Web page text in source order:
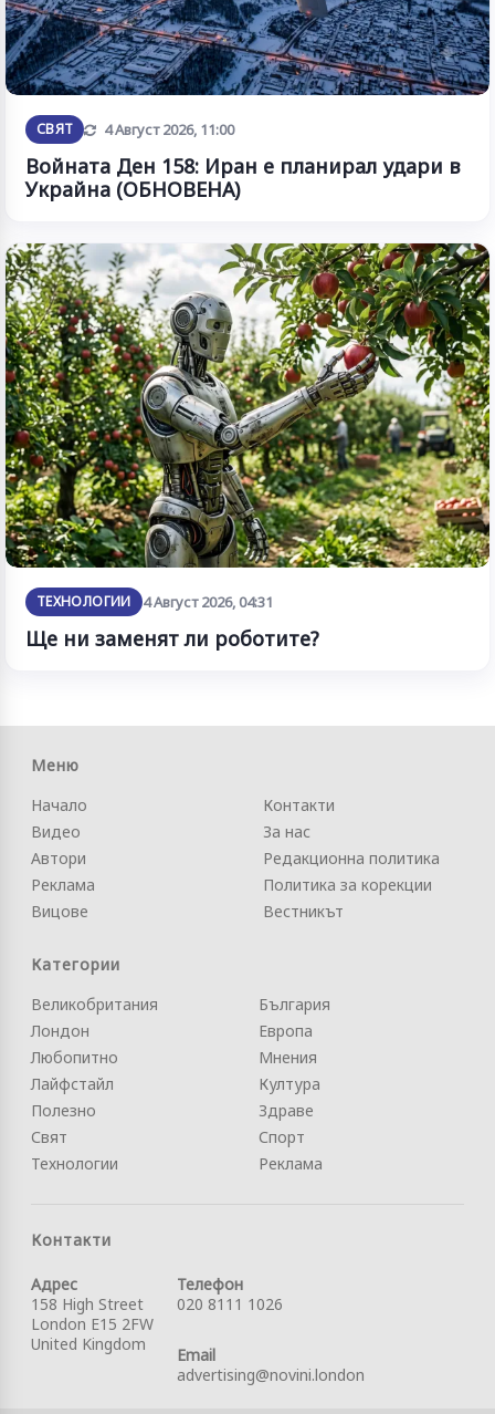
СВЯТ Обновена
4 Август 2026, 11:00
Войната Ден 158: Иран е планирал удари в
Украйна (ОБНОВЕНА)
ТЕХНОЛОГИИ 4 Август 2026, 04:31
Ще ни заменят ли роботите?
Меню
Начало
Видео
Автори
Реклама
Вицове
Контакти
За нас
Редакционна политика
Политика за корекции
Вестникът
Категории
Великобритания
Лондон
Любопитно
Лайфстайл
Полезно
Свят
Технологии
България
Европа
Мнения
Култура
Здраве
Спорт
Реклама
Контакти
Адрес
158 High Street
London E15 2FW
United Kingdom
Телефон
020 8111 1026
Email
advertising@novini.london